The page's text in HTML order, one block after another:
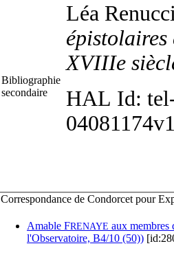
Bibliographie
secondaire
Léa
épistolaires
XVIIIe
HAL Id:
Correspondance de Condorcet pour
Amable FRENAYE
aux
l'Observatoire, B4/10 (50))